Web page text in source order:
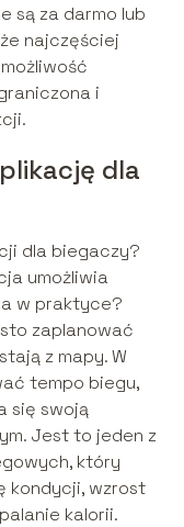
są za darmo lub
najczęściej
i
dla
dla biegaczy?
umożliwia
w praktyce?
zaplanować
z mapy. W
tempo biegu,
się swoją
Jest to jeden z
który
kondycji, wzrost
kalorii.